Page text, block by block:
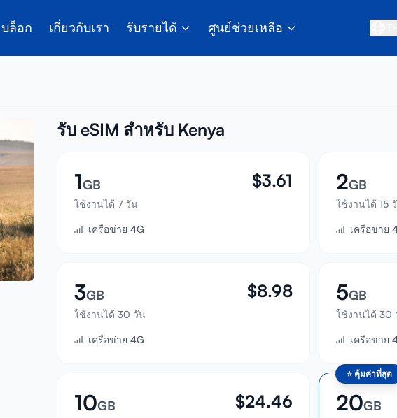
บล็อก เกี่ยวกับเรา รับรายได้ ศูนย์ช่วยเหลือ
รับ eSIM สำหรับ Kenya
1GB
ใช้งานได้ 7 วัน
$3.61
เครือข่าย 4G
2GB
ใช้งานได้ 15
เครือข่าย
3GB
ใช้งานได้ 30 วัน
$8.98
เครือข่าย 4G
5GB
ใช้งานได้ 30
เครือข่าย
10GB $24.46
⭐ คุ้มค่าที่สุด
20GB